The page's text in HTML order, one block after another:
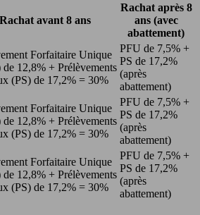
Rachat avant 8 ans
Rachat après 8
ans (avec
abattement)
Forfaitaire Unique
12,8% + Prélèvements
(PS) de 17,2% = 30%
PFU de 7,5% +
PS de 17,2%
(après
abattement)
Forfaitaire Unique
12,8% + Prélèvements
(PS) de 17,2% = 30%
PFU de 7,5% +
PS de 17,2%
(après
abattement)
Forfaitaire Unique
12,8% + Prélèvements
(PS) de 17,2% = 30%
PFU de 7,5% +
PS de 17,2%
(après
abattement)